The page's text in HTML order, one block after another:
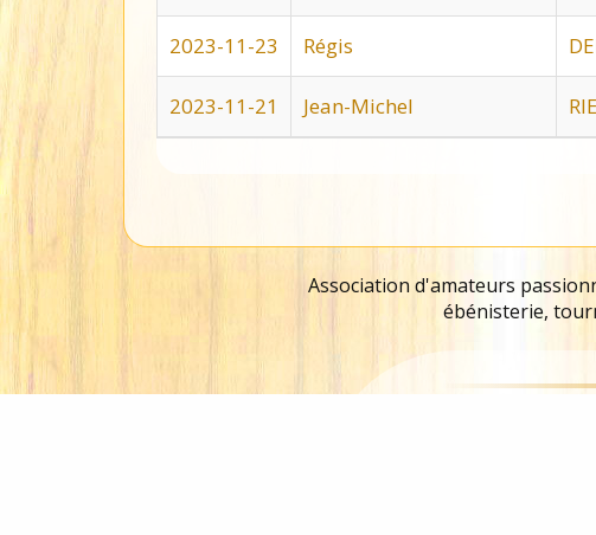
2023-11-23 Régis
2023-11-21 Jean-Michel
Association d'amateurs
ébénisterie,